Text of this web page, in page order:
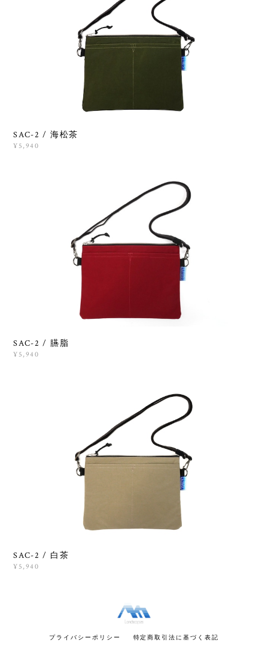
SAC-2 / 海松茶
¥5,940
SAC-2 / 臙脂
¥5,940
SAC-2 / 白茶
¥5,940
プライバシーポリシー 特定商取引法に基づく表記